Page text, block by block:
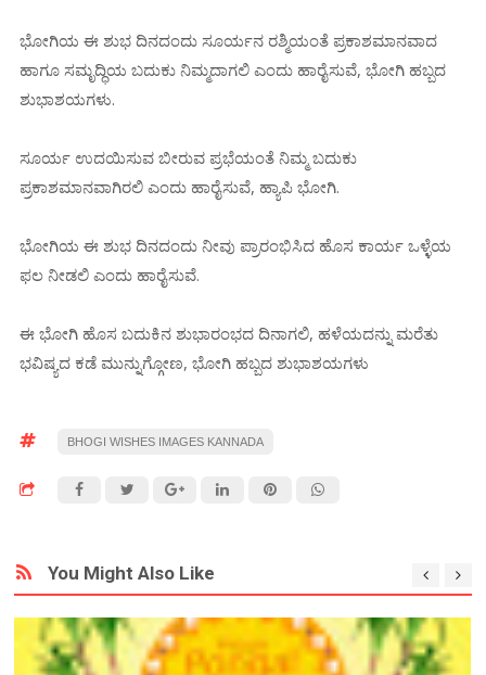
ಭೋಗಿಯ ಈ ಶುಭ ದಿನದಂದು ಸೂರ್ಯನ ರಶ್ಮಿಯಂತೆ ಪ್ರಕಾಶಮಾನವಾದ
ಹಾಗೂ ಸಮೃದ್ಧಿಯ ಬದುಕು ನಿಮ್ಮದಾಗಲಿ ಎಂದು ಹಾರೈಸುವೆ, ಭೋಗಿ ಹಬ್ಬದ
ಶುಭಾಶಯಗಳು.
ಸೂರ್ಯ ಉದಯಿಸುವ ಬೀರುವ ಪ್ರಭೆಯಂತೆ ನಿಮ್ಮ ಬದುಕು
ಪ್ರಕಾಶಮಾನವಾಗಿರಲಿ ಎಂದು ಹಾರೈಸುವೆ, ಹ್ಯಾಪಿ ಭೋಗಿ.
ಭೋಗಿಯ ಈ ಶುಭ ದಿನದಂದು ನೀವು ಪ್ರಾರಂಭಿಸಿದ ಹೊಸ ಕಾರ್ಯ ಒಳ್ಳೆಯ
ಫಲ ನೀಡಲಿ ಎಂದು ಹಾರೈಸುವೆ.
ಈ ಭೋಗಿ ಹೊಸ ಬದುಕಿನ ಶುಭಾರಂಭದ ದಿನಾಗಲಿ, ಹಳೆಯದನ್ನು ಮರೆತು
ಭವಿಷ್ಯದ ಕಡೆ ಮುನ್ನುಗ್ಗೋಣ, ಭೋಗಿ ಹಬ್ಬದ ಶುಭಾಶಯಗಳು
BHOGI WISHES IMAGES KANNADA
You Might Also Like